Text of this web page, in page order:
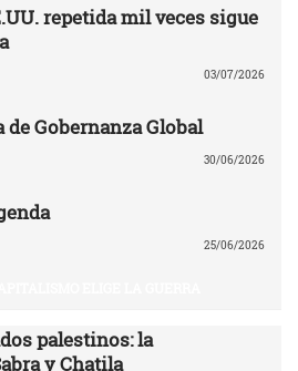
repetida mil veces sigue
03/07/2026
Gobernanza Global
30/06/2026
25/06/2026
palestinos: la
y Chatila